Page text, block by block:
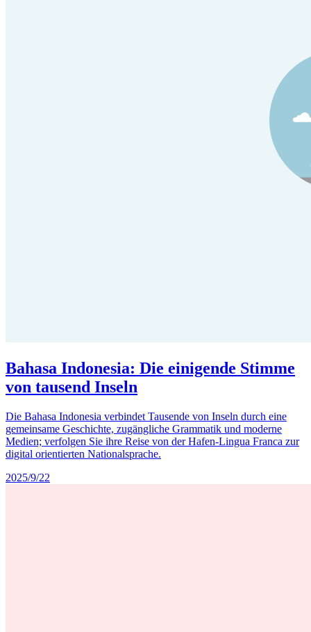
Bahasa Indonesia: Die einigende Stimme
von tausend Inseln
Die Bahasa Indonesia verbindet Tausende von Inseln durch eine
gemeinsame Geschichte, zugängliche Grammatik und moderne
Medien; verfolgen Sie ihre Reise von der Hafen-Lingua Franca zur
digital orientierten Nationalsprache.
2025/9/22